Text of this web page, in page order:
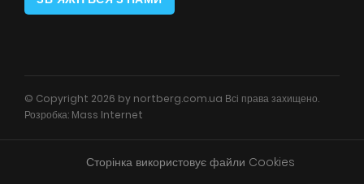
© Copyright 2026 by nortberg.com.ua Всі права захищено.
Розробка: Mass Internet
Сторінка використовує файли Cookies